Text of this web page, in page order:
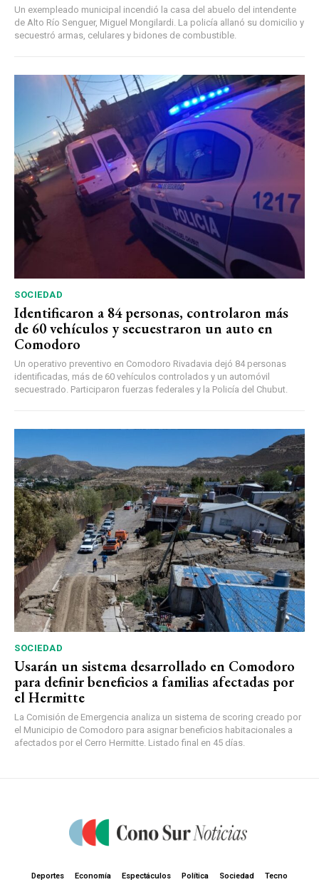
Un exempleado municipal incendió la casa del abuelo del intendente
de Alto Río Senguer, Miguel Mongilardi. La policía allanó su domicilio y
secuestró armas, celulares y bidones de combustible.
SOCIEDAD
Identificaron a 84 personas, controlaron más
de 60 vehículos y secuestraron un auto en
Comodoro
Un operativo preventivo en Comodoro Rivadavia dejó 84 personas
identificadas, más de 60 vehículos controlados y un automóvil
secuestrado. Participaron fuerzas federales y la Policía del Chubut.
SOCIEDAD
Usarán un sistema desarrollado en Comodoro
para definir beneficios a familias afectadas por
el Hermitte
La Comisión de Emergencia analiza un sistema de scoring creado por
el Municipio de Comodoro para asignar beneficios habitacionales a
afectados por el Cerro Hermitte. Listado final en 45 días.
Deportes Economía Espectáculos Política Sociedad Tecno